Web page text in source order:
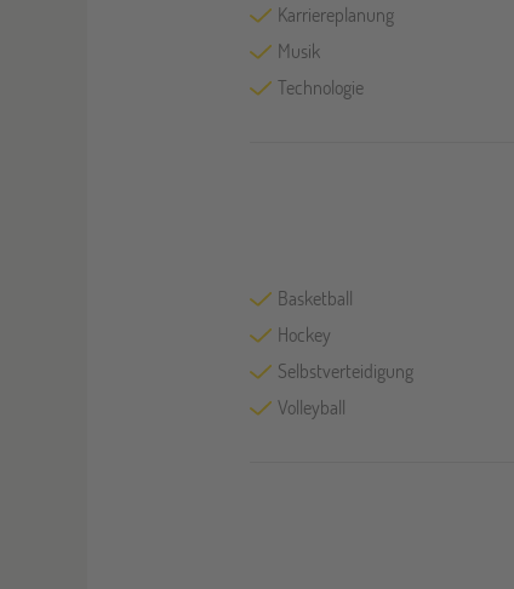
Karriereplanung
Musik
Technologie
Basketball
Hockey
Selbstverteidigung
Volleyball